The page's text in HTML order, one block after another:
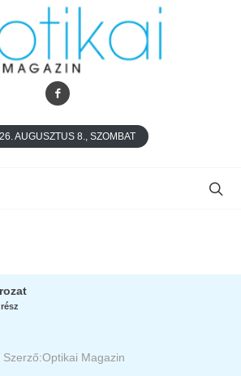
AUGUSZTUS 8., SZOMBAT
Szerző:Optikai Magazin